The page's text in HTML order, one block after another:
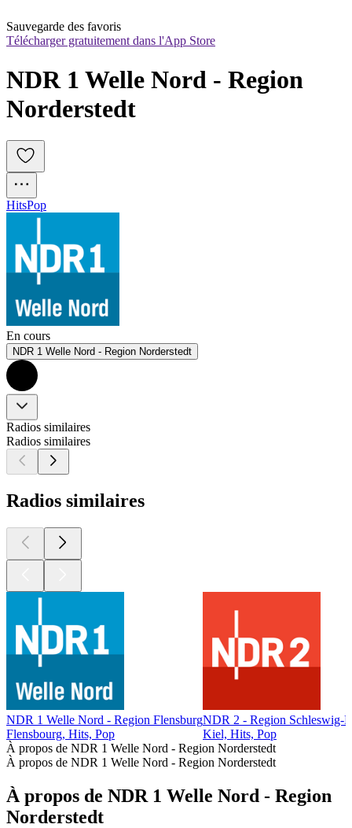
Sauvegarde des favoris
Télécharger gratuitement dans l'App Store
NDR 1 Welle Nord - Region
Norderstedt
HitsPop
En cours
NDR 1 Welle Nord - Region Norderstedt
Radios similaires
Radios similaires
Radios similaires
NDR 1 Welle Nord - Region Flensburg
Flensbourg, Hits, Pop
NDR 2 - Region Schleswig-
Kiel, Hits, Pop
À propos de NDR 1 Welle Nord - Region Norderstedt
À propos de NDR 1 Welle Nord - Region Norderstedt
À propos de NDR 1 Welle Nord - Region
Norderstedt